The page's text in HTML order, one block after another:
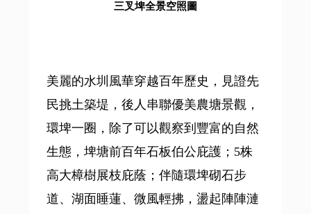
三叉埤全景空照圖
美麗的水圳風華穿越百年歷史，見證先
民挑土築堤，後人串聯優美農塘景觀，
環埤一圈，除了可以觀察到豐富的自然
生態，埤塘前百年石板伯公庇護；5株
高大樟樹展枝庇蔭；伴隨環埤砌石步
道、湖面睡蓮、微風輕拂，盪起陣陣漣